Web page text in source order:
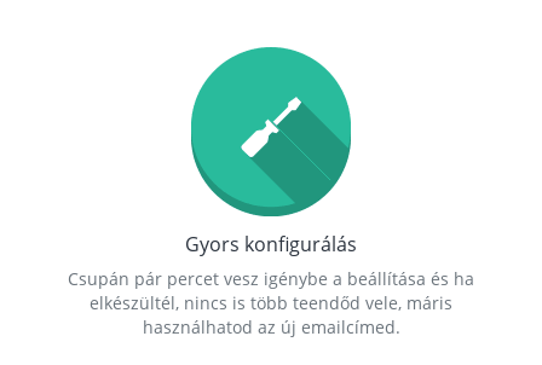
Gyors konfigurálás
Csupán pár percet vesz igénybe a beállítása és ha
elkészültél, nincs is több teendőd vele, máris
használhatod az új emailcímed.